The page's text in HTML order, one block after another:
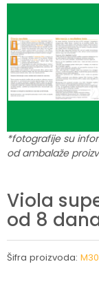
*fotografije su
od ambalaže
Viola
od 8
Šifra proizvoda: M30